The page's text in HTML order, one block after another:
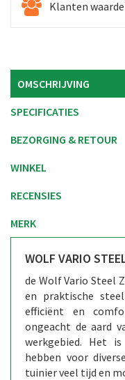
Klanten
OMSCHRIJVING
SPECIFICATIES
BEZORGING & RETOUR
WINKEL
RECENSIES
MERK
WOLF VARIO
de Wolf Vario Steel
en praktische
efficiënt en
ongeacht de aard
werkgebied. Het
hebben voor
tuinier veel tijd en